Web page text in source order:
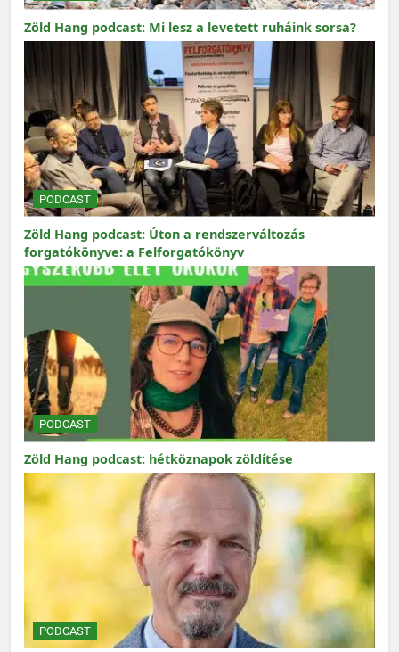
Zöld Hang podcast: Mi lesz a levetett ruháink sorsa?
PODCAST
Zöld Hang podcast: Úton a rendszerváltozás
forgatókönyve: a Felforgatókönyv
PODCAST
Zöld Hang podcast: hétköznapok zöldítése
PODCAST